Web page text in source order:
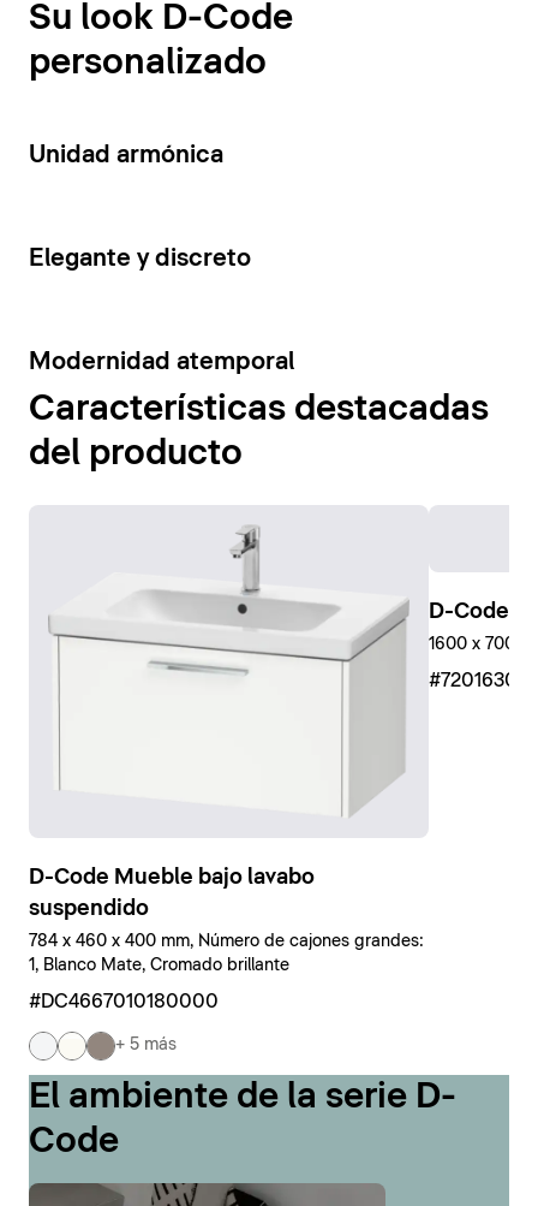
Su look D-Code
personalizado
14
Unidad armónica
15
Elegante y discreto
10
Modernidad atemporal
Características destacadas
del producto
D-Code Mueble bajo lavabo
suspendido
784 x 460 x 400 mm, Número de cajones grandes:
1, Blanco Mate, Cromado brillante
#DC4667010180000
+ 5 más
D-Code
1600 x 700
El ambiente de la serie D-
Code